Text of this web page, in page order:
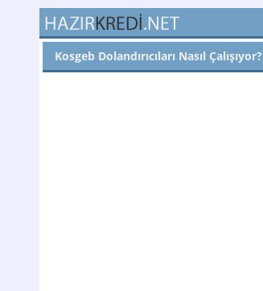
Kosgeb Dolandırıcıları Nasıl Çalışıyor?